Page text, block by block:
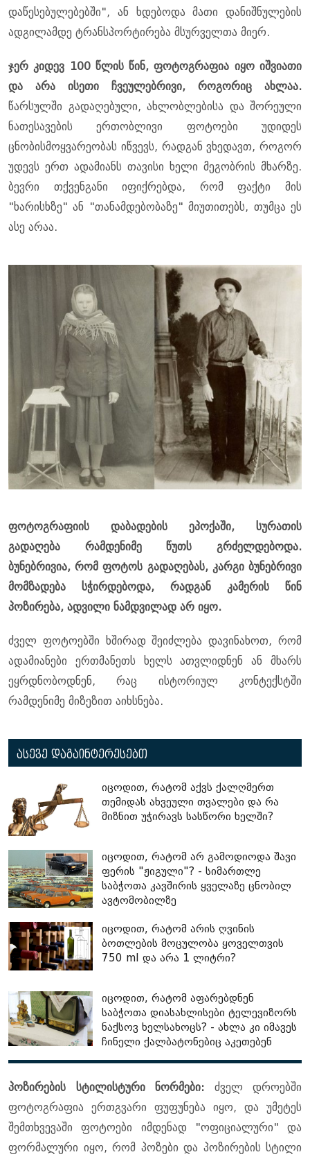
დაწესებულებებში", ან ხდებოდა მათი დანიშნულების
ადგილამდე ტრანსპორტირება მსურველთა მიერ.
ჯერ კიდევ 100 წლის წინ, ფოტოგრაფია იყო იშვიათი
და არა ისეთი ჩვეულებრივი, როგორიც ახლაა.
წარსულში გადაღებული, ახლობლებისა და შორეული
ნათესავების ერთობლივი ფოტოები უდიდეს
ცნობისმოყვარეობას იწვევს, რადგან ვხედავთ, როგორ
უდევს ერთ ადამიანს თავისი ხელი მეგობრის მხარზე.
ბევრი თქვენგანი იფიქრებდა, რომ ფაქტი მის
"ხარისხზე" ან "თანამდებობაზე" მიუთითებს, თუმცა ეს
ასე არაა.
ფოტოგრაფიის დაბადების ეპოქაში, სურათის
გადაღება რამდენიმე წუთს გრძელდებოდა.
ბუნებრივია, რომ ფოტოს გადაღებას, კარგი ბუნებრივი
მომზადება სჭირდებოდა, რადგან კამერის წინ
პოზირება, ადვილი ნამდვილად არ იყო.
ძველ ფოტოებში ხშირად შეიძლება დავინახოთ, რომ
ადამიანები ერთმანეთს ხელს ათვლიდნენ ან მხარს
ეყრდნობოდნენ, რაც ისტორიულ კონტექსტში
რამდენიმე მიზეზით აიხსნება.
ასევე დაგაინტერესებთ
იცოდით, რატომ აქვს ქალღმერთ
თემიდას ახვეული თვალები და რა
მიზნით უჭირავს სასწორი ხელში?
იცოდით, რატომ არ გამოდიოდა შავი
ფერის "ჟიგული"? - სიმართლე
საბჭოთა კავშირის ყველაზე ცნობილ
ავტომობილზე
იცოდით, რატომ არის ღვინის
ბოთლების მოცულობა ყოველთვის
750 ml და არა 1 ლიტრი?
იცოდით, რატომ აფარებდნენ
საბჭოთა დიასახლისები ტელევიზორს
ნაქსოვ ხელსახოცს? - ახლა კი იმავეს
ჩინელი ქალბატონებიც აკეთებენ
პოზირების სტილისტური ნორმები: ძველ დროებში
ფოტოგრაფია ერთგვარი ფუფუნება იყო, და უმეტეს
შემთხვევაში ფოტოები იმდენად "ოფიციალური" და
ფორმალური იყო, რომ პოზები და პოზირების სტილი